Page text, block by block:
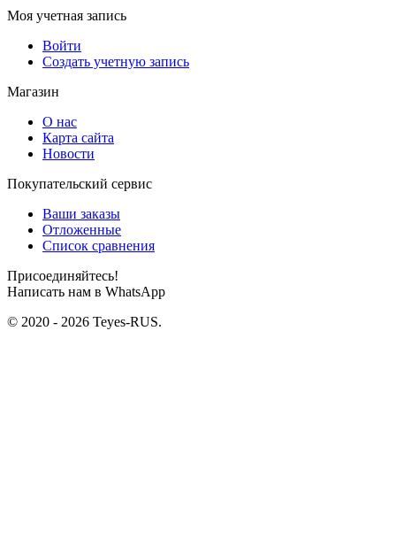
Моя учетная запись
Войти
Создать учетную запись
Магазин
О нас
Карта сайта
Новости
Покупательский сервис
Ваши заказы
Отложенные
Список сравнения
Присоединяйтесь!
Написать нам в WhatsApp
© 2020 - 2026 Teyes-RUS.